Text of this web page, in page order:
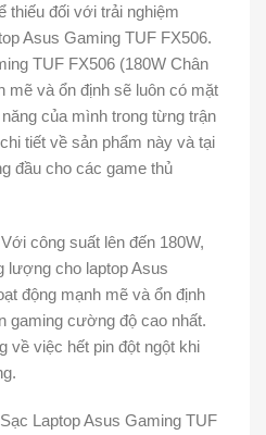
thiếu đối với trải nghiệm
Asus Gaming TUF FX506.
TUF FX506 (180W Chân
mẽ và ổn định sẽ luôn có mặt
của mình trong từng trận
tiết về sản phẩm này và tại
đầu cho các game thủ
Với công suất lên đến 180W,
lượng cho laptop Asus
động mạnh mẽ và ổn định
gaming cường độ cao nhất.
về việc hết pin đột ngột khi
Sạc Laptop Asus Gaming TUF